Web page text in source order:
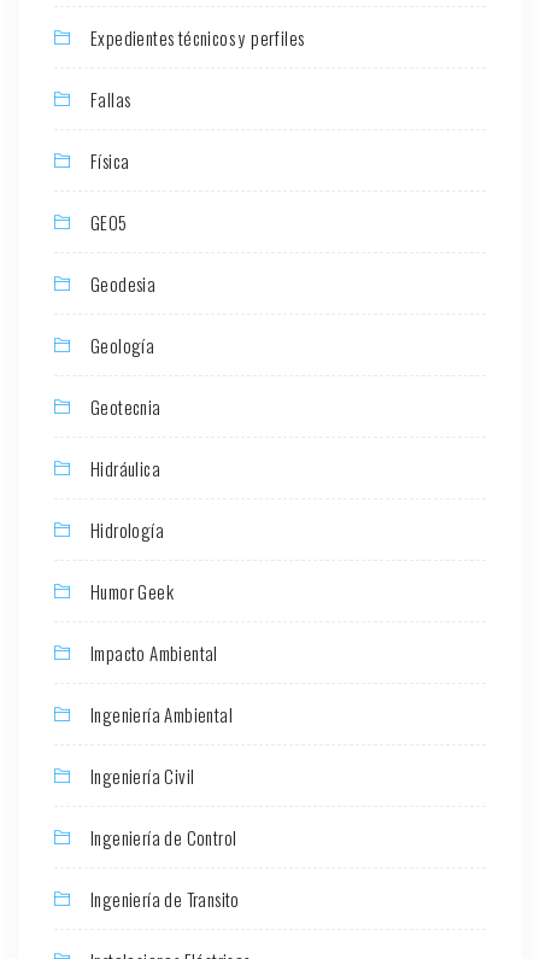
Expedientes técnicos y perfiles
Fallas
Física
GEO5
Geodesia
Geología
Geotecnia
Hidráulica
Hidrología
Humor Geek
Impacto Ambiental
Ingeniería Ambiental
Ingeniería Civil
Ingeniería de Control
Ingeniería de Transito